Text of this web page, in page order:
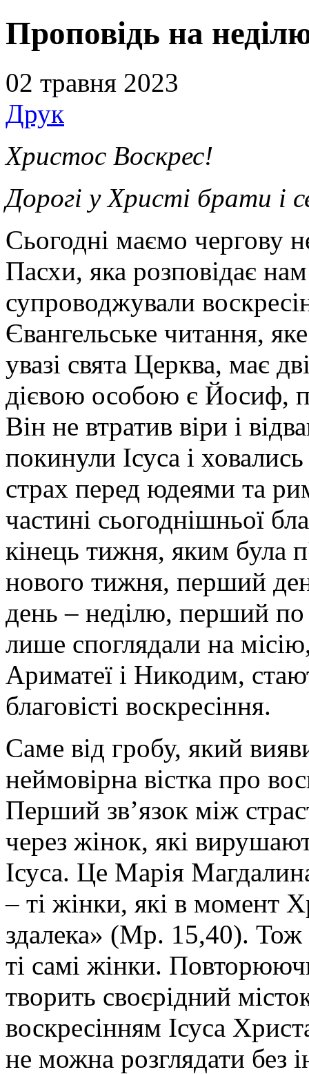
Проповідь на
02 травня 2023
Друк
Христос Воскрес!
Дорогі у Христі брати і
Сьогодні маємо чергову
Пасхи, яка розповідає
супроводжували
Євангельське читання,
увазі свята Церква, має
дієвою особою є Йосиф,
Він не втратив віри і
покинули Ісуса і
страх перед юдеями та
частині сьогоднішньої
кінець тижня, яким була
нового тижня, перший
день – неділю, перший
лише споглядали на
Ариматеї і Никодим,
благовісті воскресіння.
Саме від гробу, який
неймовірна вістка про
Перший зв’язок між
через жінок, які
Ісуса. Це Марія
– ті жінки, які в момент
здалека» (Мр. 15,40). Тож
ті самі жінки.
творить своєрідний
воскресінням Ісуса
не можна розглядати без